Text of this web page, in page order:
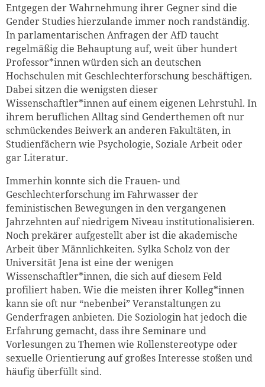
Entgegen der Wahrnehmung ihrer Gegner sind die
Gender Studies hierzulande immer noch randständig.
In parlamentarischen Anfragen der AfD taucht
regelmäßig die Behauptung auf, weit über hundert
Professor*innen würden sich an deutschen
Hochschulen mit Geschlechterforschung beschäftigen.
Dabei sitzen die wenigsten dieser
Wissenschaftler*innen auf einem eigenen Lehrstuhl. In
ihrem beruflichen Alltag sind Genderthemen oft nur
schmückendes Beiwerk an anderen Fakultäten, in
Studienfächern wie Psychologie, Soziale Arbeit oder
gar Literatur.
Immerhin konnte sich die Frauen- und
Geschlechterforschung im Fahrwasser der
feministischen Bewegungen in den vergangenen
Jahrzehnten auf niedrigem Niveau institutionalisieren.
Noch prekärer aufgestellt aber ist die akademische
Arbeit über Männlichkeiten. Sylka Scholz von der
Universität Jena ist eine der wenigen
Wissenschaftler*innen, die sich auf diesem Feld
profiliert haben. Wie die meisten ihrer Kolleg*innen
kann sie oft nur “nebenbei” Veranstaltungen zu
Genderfragen anbieten. Die Soziologin hat jedoch die
Erfahrung gemacht, dass ihre Seminare und
Vorlesungen zu Themen wie Rollenstereotype oder
sexuelle Orientierung auf großes Interesse stoßen und
häufig überfüllt sind.